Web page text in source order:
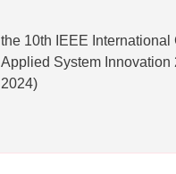
the 10th IEEE International
Applied System Innovation
2024)